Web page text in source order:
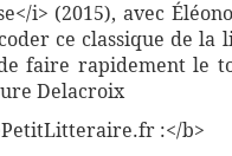
i> (2015), avec
ce classique de
faire rapidement le
Delacroix
:</b>